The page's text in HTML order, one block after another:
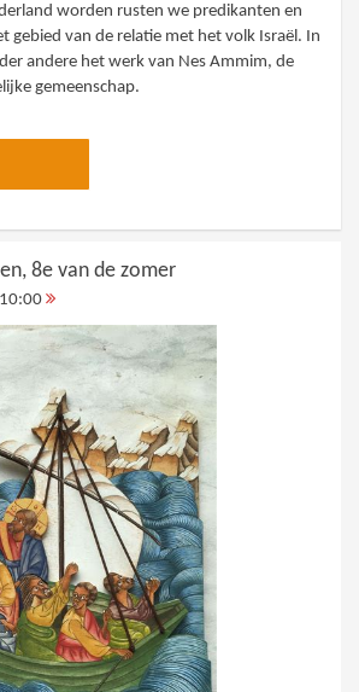
worden rusten we predikanten en
gebied van de relatie met het volk Israël. In
andere het werk van Nes Ammim, de
gemeenschap.
8e van de zomer